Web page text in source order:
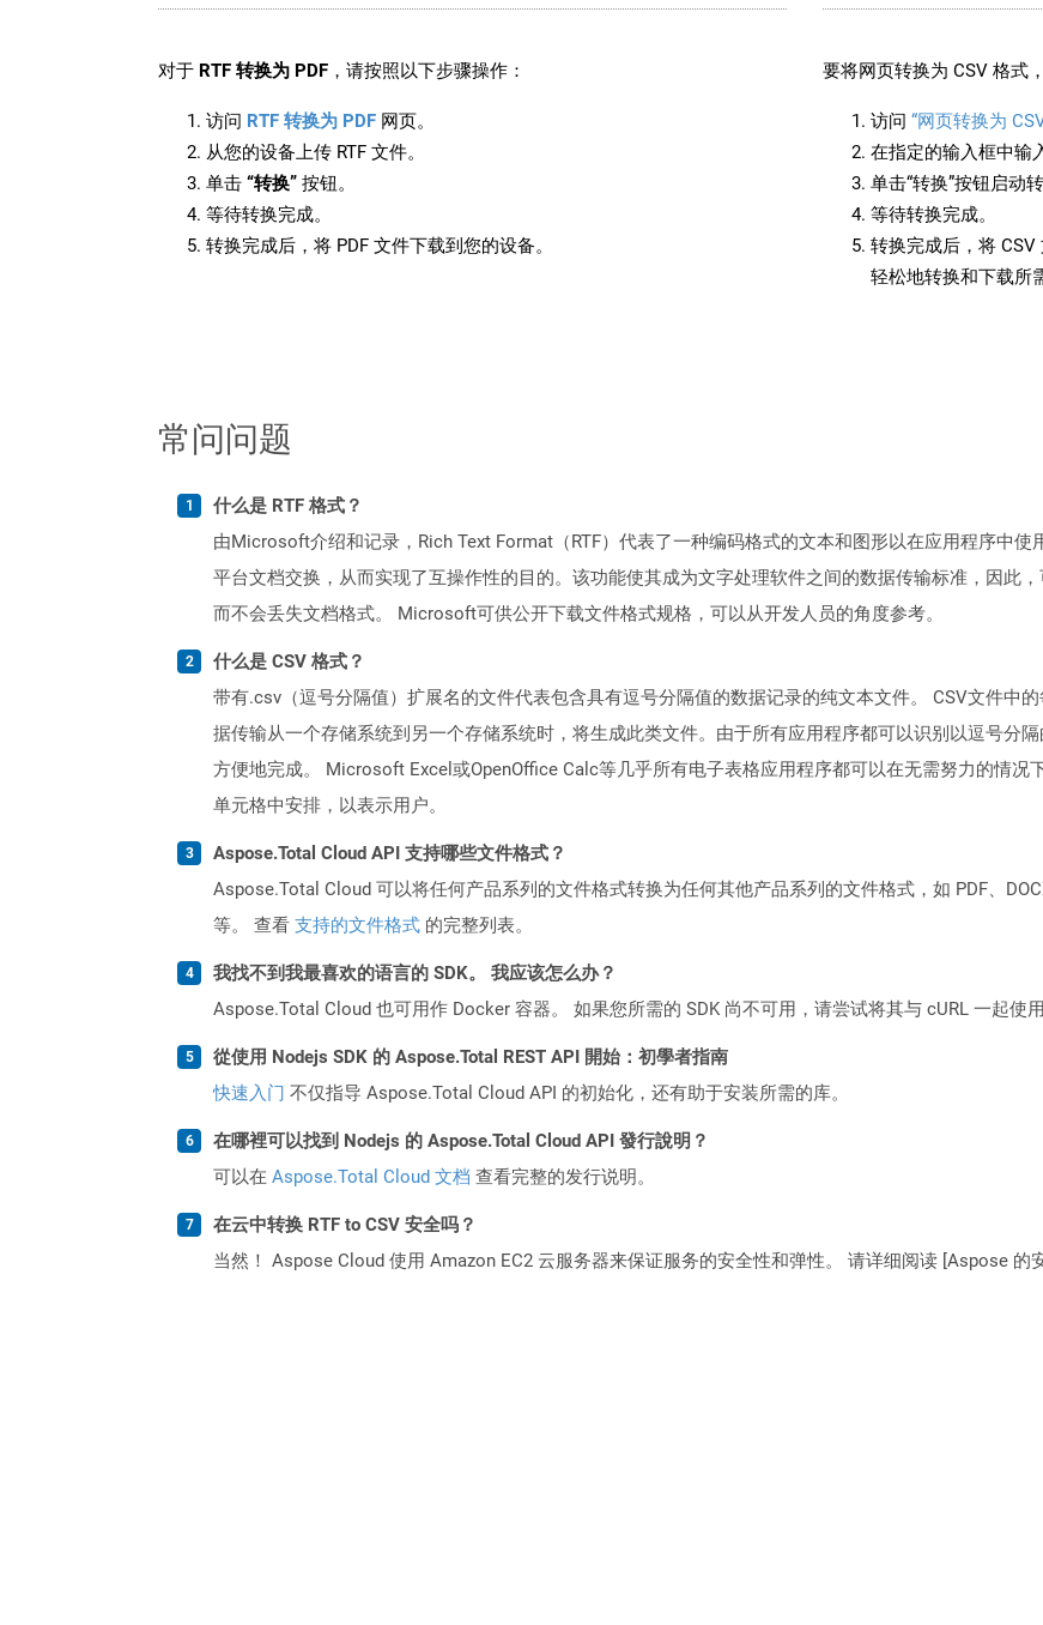
对于 RTF 转换为 PDF ，请按照以下步骤操作：
访问 RTF 转换为 PDF 网页。
从您的设备上传 RTF 文件。
单击 “转换” 按钮。
等待转换完成。
转换完成后，将 PDF 文件下载到您的设备。
要将网页转换为 CSV 格式
访问 “网页转换为
在指定的输入框中输
单击“转换”按钮启动
等待转换完成。
转换完成后，将
轻松地转换和下载所
常问问题
什么是 RTF 格式？
由Microsoft介绍和记录，Rich Text Format（RTF）代表了一种编码格式的文本和图形以在应用程序中
平台文档交换，从而实现了互操作性的目的。该功能使其成为文字处理软件之间的数据传输标准，因此
而不会丢失文档格式。 Microsoft可供公开下载文件格式规格，可以从开发人员的角度参考。
什么是 CSV 格式？
带有.csv（逗号分隔值）扩展名的文件代表包含具有逗号分隔值的数据记录的纯文本文件。 CSV文件中
据传输从一个存储系统到另一个存储系统时，将生成此类文件。由于所有应用程序都可以识别以逗号分
方便地完成。 Microsoft Excel或OpenOffice Calc等几乎所有电子表格应用程序都可以在无需努力的情况
单元格中安排，以表示用户。
Aspose.Total Cloud API 支持哪些文件格式？
Aspose.Total Cloud 可以将任何产品系列的文件格式转换为任何其他产品系列的文件格式，如 PDF、
等。 查看 支持的文件格式 的完整列表。
我找不到我最喜欢的语言的 SDK。 我应该怎么办？
Aspose.Total Cloud 也可用作 Docker 容器。 如果您所需的 SDK 尚不可用，请尝试将其与 cURL 一起使用
從使用 Nodejs SDK 的 Aspose.Total REST API 開始：初學者指南
快速入门 不仅指导 Aspose.Total Cloud API 的初始化，还有助于安装所需的库。
在哪裡可以找到 Nodejs 的 Aspose.Total Cloud API 發行說明？
可以在 Aspose.Total Cloud 文档 查看完整的发行说明。
在云中转换 RTF to CSV 安全吗？
当然！ Aspose Cloud 使用 Amazon EC2 云服务器来保证服务的安全性和弹性。 请详细阅读 [Aspose